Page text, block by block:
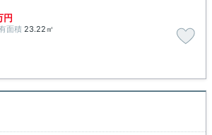
円
面積 23.22㎡